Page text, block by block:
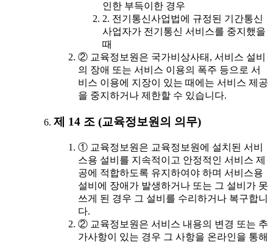
인한 부득이한 경우
2. 전기통신사업법에 규정된 기간통신
사업자가 전기통신 서비스를 중지했을
때
② 교육정보원은 국가비상사태, 서비스 설비
의 장애 또는 서비스 이용의 폭주 등으로 서
비스 이용에 지장이 있는 때에는 서비스 제공
을 중지하거나 제한할 수 있습니다.
제 14 조 (교육정보원의 의무)
① 교육정보원은 교육정보원에 설치된 서비
스용 설비를 지속적이고 안정적인 서비스 제
공에 적합하도록 유지하여야 하며 서비스용
설비에 장애가 발생하거나 또는 그 설비가 못
쓰게 된 경우 그 설비를 수리하거나 복구합니
다.
② 교육정보원은 서비스 내용의 변경 또는 추
가사항이 있는 경우 그 사항을 온라인을 통해